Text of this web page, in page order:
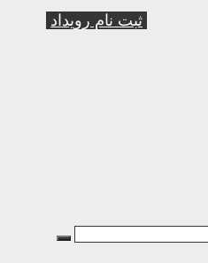
ثبت نام رویداد